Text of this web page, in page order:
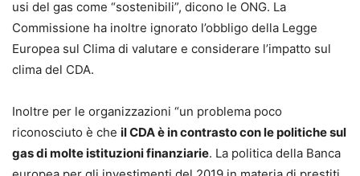
usi del gas come “sostenibili”, dicono le ONG. La
Commissione ha inoltre ignorato l’obbligo della Legge
Europea sul Clima di valutare e considerare l’impatto sul
clima del CDA.
Inoltre per le organizzazioni “un problema poco
riconosciuto è che il CDA è in contrasto con le politiche sul
gas di molte istituzioni finanziarie. La politica della Banca